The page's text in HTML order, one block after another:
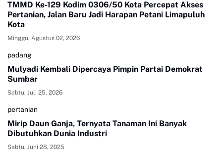
TMMD Ke-129 Kodim 0306/50 Kota Percepat Akses
Pertanian, Jalan Baru Jadi Harapan Petani Limapuluh
Kota
Minggu, Agustus 02, 2026
padang
Mulyadi Kembali Dipercaya Pimpin Partai Demokrat
Sumbar
Sabtu, Juli 25, 2026
pertanian
Mirip Daun Ganja, Ternyata Tanaman Ini Banyak
Dibutuhkan Dunia Industri
Sabtu, Juni 28, 2025